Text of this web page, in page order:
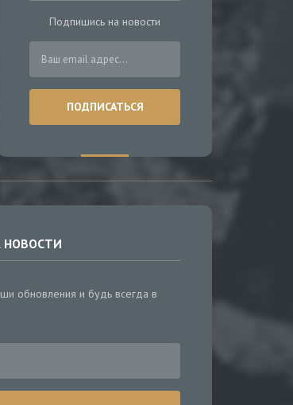
Подпишись на новости
НОВОСТИ
обновления и будь всегда в